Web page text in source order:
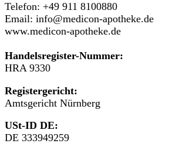
Telefon: +49 911 8100880
Email: info@medicon-apotheke.de
www.medicon-apotheke.de
Handelsregister-Nummer:
HRA 9330
Registergericht:
Amtsgericht Nürnberg
USt-ID DE:
DE 333949259